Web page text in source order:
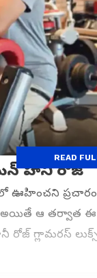
హనీ రోజ్
ప్రచారం
ఆ తర్వాత ఈ
గ్లామరస్
READ